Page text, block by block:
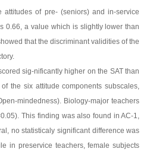
attitudes of pre- (seniors) and in-service
0.66, a value which is slightly lower than
that the discriminant validities of the
sig-nificantly higher on the SAT than
the six attitude components subscales,
mindedness). Biology-major teachers
This finding was also found in AC-1,
no statisticaly significant difference was
in preservice teachers, female subjects